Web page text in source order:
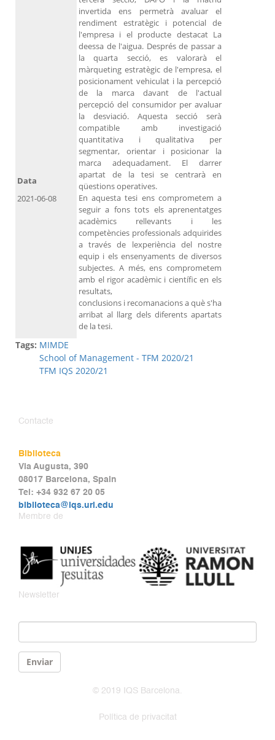
invertida ens permetrà avaluar el
rendiment estratègic i potencial de
l'empresa i el producte destacat La
deessa de l'aigua. Després de passar a
la quarta secció, es valorarà el
màrqueting estratègic de l'empresa, el
posicionament vehiculat i la percepció
de la marca davant de l'actual
percepció del consumidor per avaluar
la desviació. Aquesta secció serà
compatible amb investigació
quantitativa i qualitativa per
segmentar, orientar i posicionar la
marca adequadament. El darrer
apartat de la tesi se centrarà en
qüestions operatives.
En aquesta tesi ens comprometem a
seguir a fons tots els aprenentatges
acadèmics rellevants i les
competències professionals adquirides
a través de lexperiència del nostre
equip i els ensenyaments de diversos
subjectes. A més, ens comprometem
amb el rigor acadèmic i científic en els
resultats,
conclusions i recomanacions a què s'ha
arribat al llarg dels diferents apartats
de la tesi.
Data
2021-06-08
Tags: MIMDE
School of Management - TFM 2020/21
TFM IQS 2020/21
Contacte
Biblioteca
Via Augusta, 390
08017 Barcelona, Spain
Tel: +34 932 67 20 05
biblioteca@iqs.url.edu
Membre de
Newsletter
Enviar
© 2019 IQS Barcelona.
Política de privacitat